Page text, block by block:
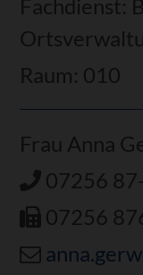
Fachdienst:
Raum: 010
Frau Anna
07256
07256